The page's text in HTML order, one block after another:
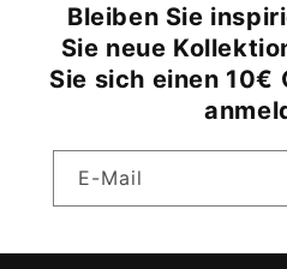
Bleiben Sie
Sie neue
Sie sich einen 10€
E-Mail